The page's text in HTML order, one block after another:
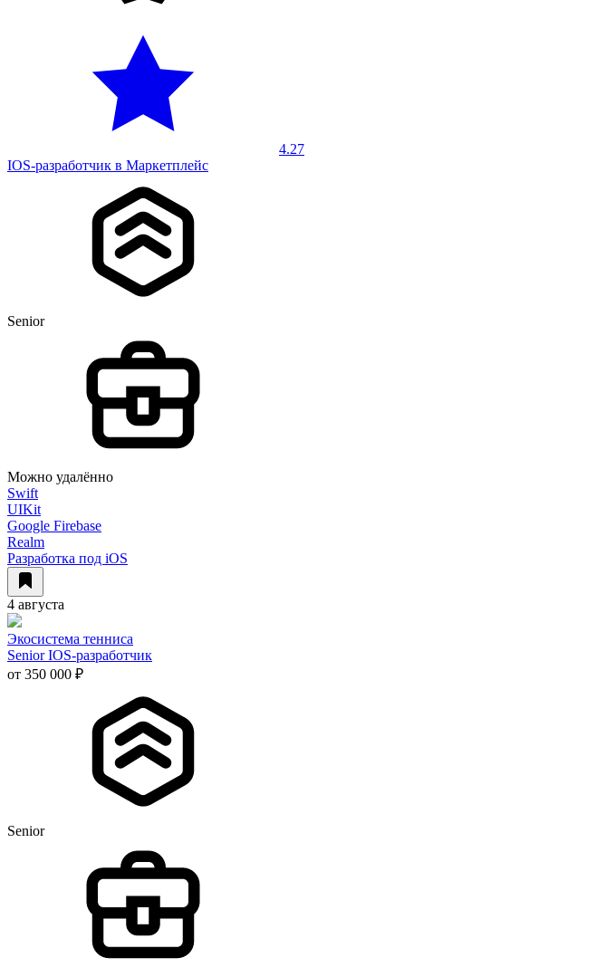
4.27
IOS-разработчик в Маркетплейс
Senior
Можно удалённо
Swift
UIKit
Google Firebase
Realm
Разработка под iOS
4 августа
Экосистема тенниса
Senior IOS-разработчик
от 350 000 ₽
Senior